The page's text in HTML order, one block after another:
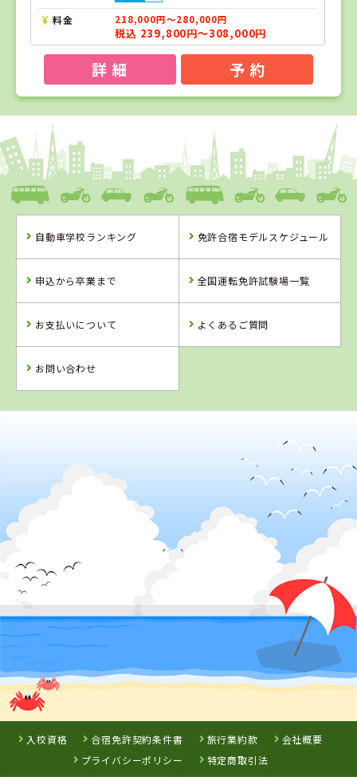
料金 218,000円～280,000円
税込 239,800円～308,000円
詳 細 予 約
1
和歌山県
ドライビングスクールかいなん
詳 細 予 約
2位
詳 細 予 約
3位
北播ドライビングスクール
クールかいなん
詳 細
詳 細
グスクール
詳 細
自動車学校ランキング 免許合宿モデルスケジュール
申込から卒業まで 全国運転免許試験場一覧
お支払いについて よくあるご質問
お問い合わせ
入校資格 合宿免許契約条件書 旅行業約款
会社概要
プライバシーポリシー
特定商取引法